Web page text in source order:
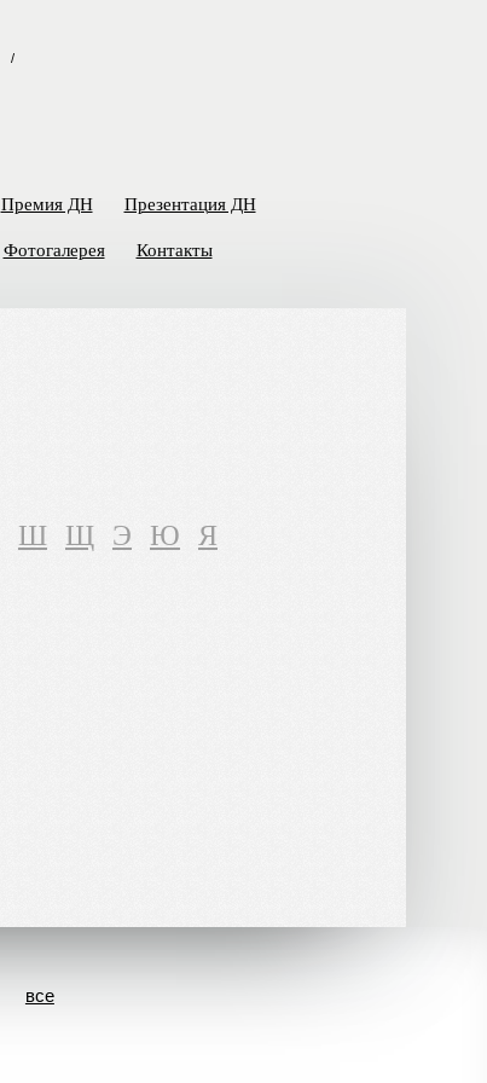
/
Премия ДН Презентация ДН
Фотогалерея Контакты
Ш Щ Э Ю Я
все